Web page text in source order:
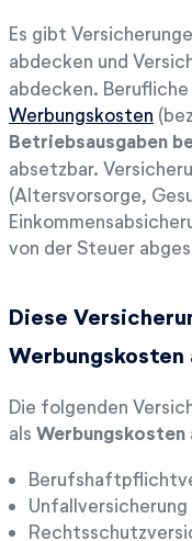
Es gibt
abdecken und
abdecken.
Werbungskosten
Betriebsausgaben
absetzbar.
(Altersvorsorge,
von der Steuer
Diese
Werbungskosten
Die folgenden
als Werbungskosten